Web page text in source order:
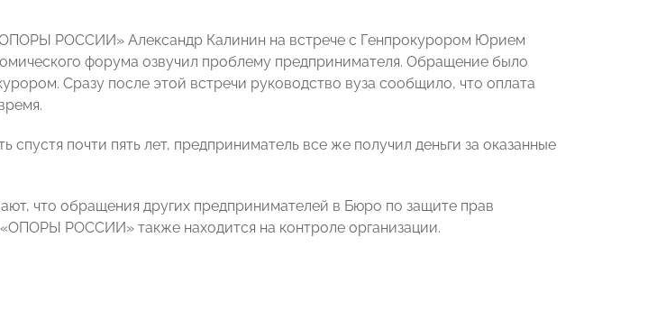
РОССИИ» Александр Калинин на встрече с Генпрокурором Юрием
форума озвучил проблему предпринимателя. Обращение было
Сразу после этой встречи руководство вуза сообщило, что оплата
почти пять лет, предприниматель все же получил деньги за оказанные
что обращения других предпринимателей в Бюро по защите прав
РОССИИ» также находится на контроле организации.